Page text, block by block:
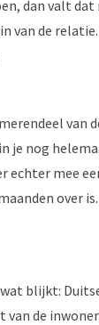
dan valt
van de
van
je nog
mee
over
blijkt:
de